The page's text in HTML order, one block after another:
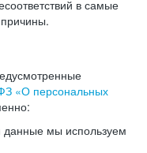
в самые
«О персональных
данные мы используем